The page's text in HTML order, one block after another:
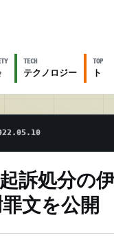
TECH
テクノロジー
TOPICS
ト
訴処分の
文を公開